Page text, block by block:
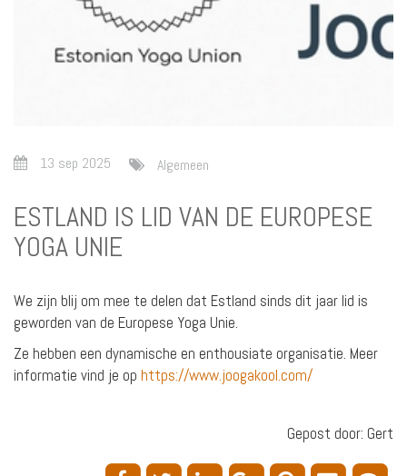
13 sep 2025 Algemeen
ESTLAND IS LID VAN DE EUROPESE
YOGA UNIE
We zijn blij om mee te delen dat Estland sinds dit jaar lid is
geworden van de Europese Yoga Unie.
Ze hebben een dynamische en enthousiate organisatie. Meer
informatie vind je op https://www.joogakool.com/
Gepost door: Gert